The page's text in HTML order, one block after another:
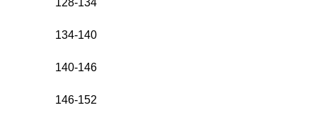
128-134
134-140
140-146
146-152